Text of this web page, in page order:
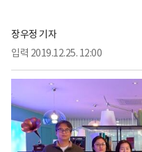
장우정 기자
입력 2019.12.25. 12:00